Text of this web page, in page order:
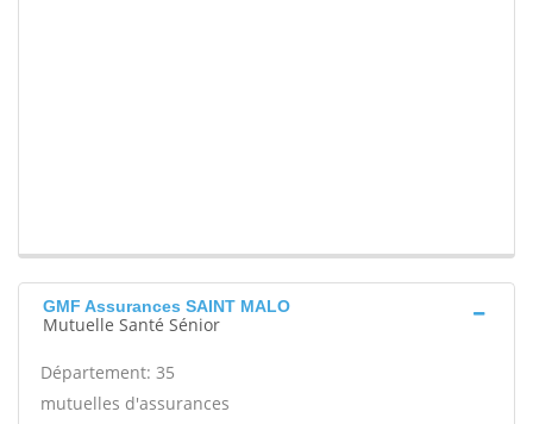
GMF Assurances SAINT MALO
Mutuelle Santé Sénior
Département: 35
mutuelles d'assurances